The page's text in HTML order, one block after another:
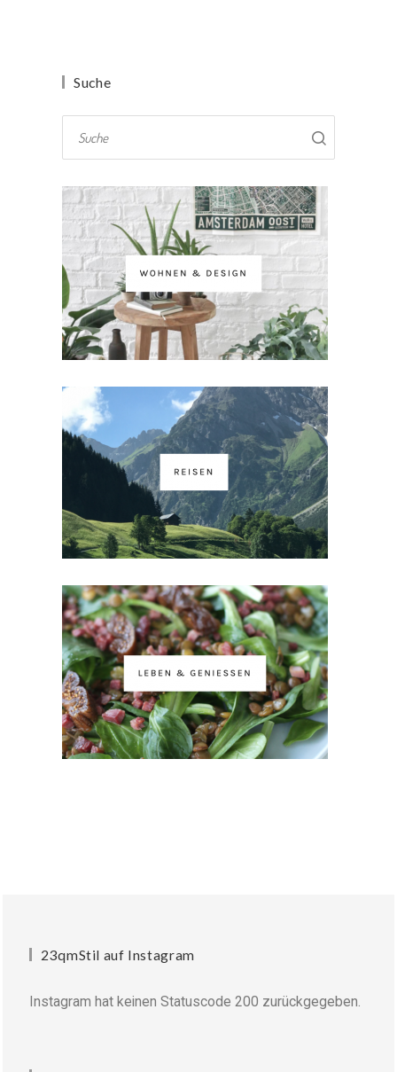
Suche
23qmStil auf Instagram
Instagram hat keinen Statuscode 200 zurückgegeben.